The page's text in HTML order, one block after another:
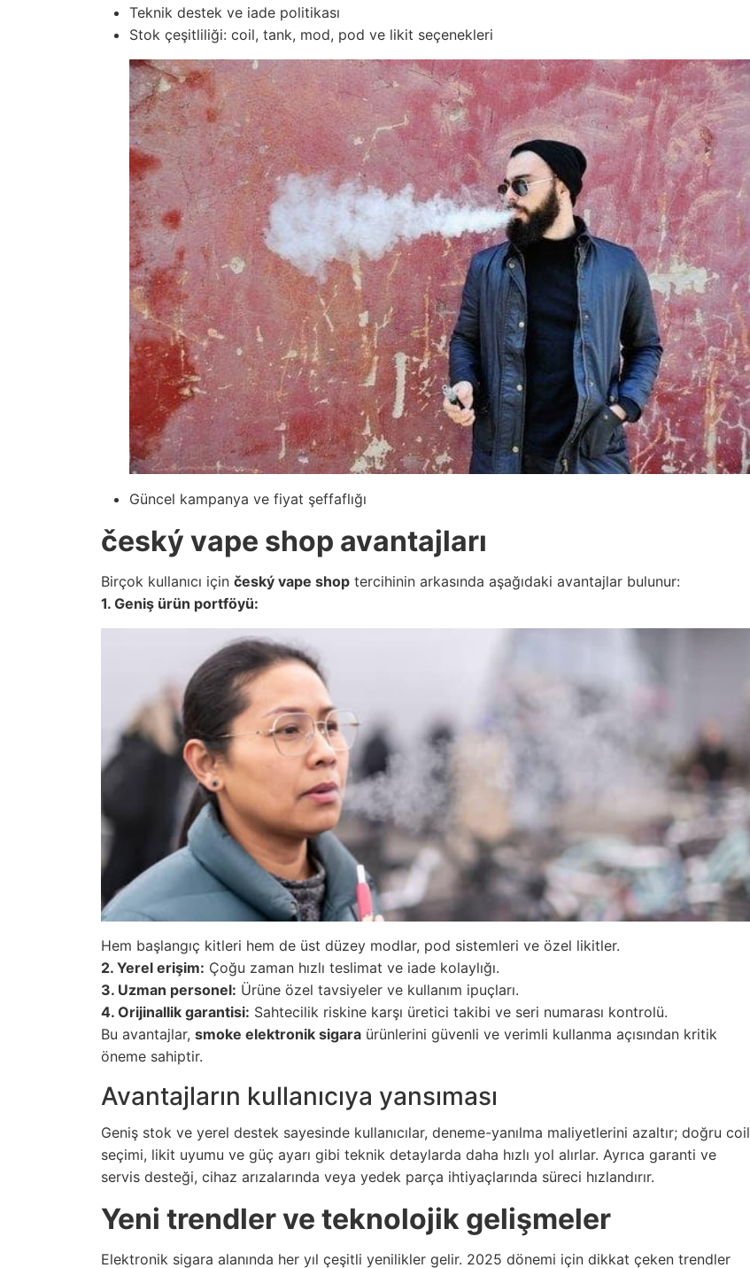
Teknik destek ve iade politikası
Stok çeşitliliği: coil, tank, mod, pod ve likit seçenekleri
Güncel kampanya ve fiyat şeffaflığı
český vape shop avantajları
Birçok kullanıcı için český vape shop tercihinin arkasında aşağıdaki avantajlar bulunur:
1. Geniş ürün portföyü:
Hem başlangıç kitleri hem de üst düzey modlar, pod sistemleri ve özel likitler.
2. Yerel erişim: Çoğu zaman hızlı teslimat ve iade kolaylığı.
3. Uzman personel: Ürüne özel tavsiyeler ve kullanım ipuçları.
4. Orijinallik garantisi: Sahtecilik riskine karşı üretici takibi ve seri numarası kontrolü.
Bu avantajlar, smoke elektronik sigara ürünlerini güvenli ve verimli kullanma açısından kritik
öneme sahiptir.
Avantajların kullanıcıya yansıması
Geniş stok ve yerel destek sayesinde kullanıcılar, deneme-yanılma maliyetlerini azaltır; doğru coil
seçimi, likit uyumu ve güç ayarı gibi teknik detaylarda daha hızlı yol alırlar. Ayrıca garanti ve
servis desteği, cihaz arızalarında veya yedek parça ihtiyaçlarında süreci hızlandırır.
Yeni trendler ve teknolojik gelişmeler
Elektronik sigara alanında her yıl çeşitli yenilikler gelir. 2025 dönemi için dikkat çeken trendler